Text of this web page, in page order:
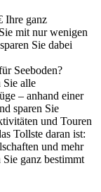
Ihre ganz
mit nur wenigen
Sie dabei
Seeboden?
Sie alle
– anhand einer
sparen Sie
und Touren
Tollste daran ist:
und mehr
ganz bestimmt